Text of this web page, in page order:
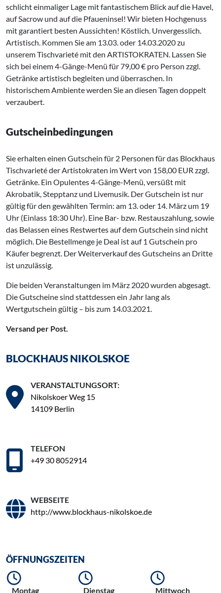
schlicht einmaliger Lage mit fantastischem Blick auf die Havel,
auf Sacrow und auf die Pfaueninsel! Wir bieten Hochgenuss
mit garantiert besten Aussichten! Köstlich. Unvergesslich.
Artistisch. Kommen Sie am 13.03. oder 14.03.2020 zu
unserem Tischvarieté mit den ARTISTOKRATEN. Lassen Sie
sich bei einem 4-Gänge-Menü für 79,00 € pro Person zzgl.
Getränke artistisch begleiten und überraschen. In
historischem Ambiente werden Sie an diesen Tagen doppelt
verzaubert.
Gutscheinbedingungen
Sie erhalten einen Gutschein für 2 Personen für das Blockhaus
Tischvarieté der Artistokraten im Wert von 158,00 EUR zzgl.
Getränke. Ein Opulentes 4-Gänge-Menü, versüßt mit
Akrobatik, Stepptanz und Livemusik. Der Gutschein ist nur
gültig für den gewählten Termin: am 13. oder 14. März um 19
Uhr (Einlass 18:30 Uhr). Eine Bar- bzw. Restauszahlung, sowie
das Belassen eines Restwertes auf dem Gutschein sind nicht
möglich. Die Bestellmenge je Deal ist auf 1 Gutschein pro
Käufer begrenzt. Der Weiterverkauf des Gutscheins an Dritte
ist unzulässig.
Die beiden Veranstaltungen im März 2020 wurden abgesagt.
Die Gutscheine sind stattdessen ein Jahr lang als
Wertgutschein gültig – bis zum 14.03.2021.
Versand per Post.
BLOCKHAUS NIKOLSKOE
VERANSTALTUNGSORT:
Nikolskoer Weg 15
14109 Berlin
TELEFON
+49 30 8052914
WEBSEITE
http://www.blockhaus-nikolskoe.de
ÖFFNUNGSZEITEN
Montag Dienstag Mittwoch